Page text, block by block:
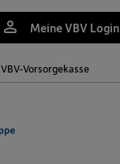
VBV-Vorsorgekasse
Meine VBV Login